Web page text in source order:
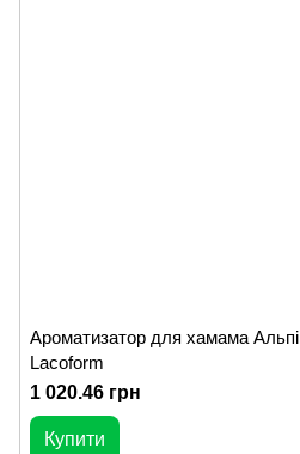
Ароматизатор для хамама
Lacoform
1 020.46 грн
Купити